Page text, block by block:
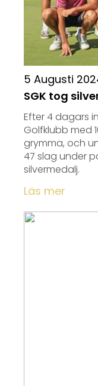
5 Augusti
SGK tog
Efter 4 dagars
Golfklubb med
grymma, och
47 slag under
silvermedalj.
Läs mer